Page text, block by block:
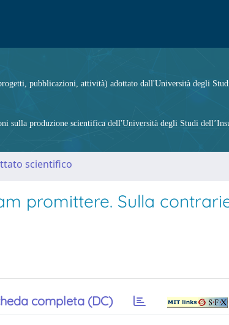
pubblicazioni, attività) adottato dall'Università degli
sulla produzione scientifica dell'Università degli Studi
scientifico
promittere. Sulla
completa (DC)